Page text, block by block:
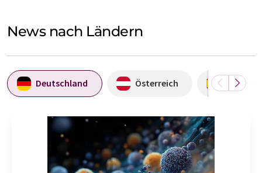
News nach Ländern
Deutschland Österreich Spanien